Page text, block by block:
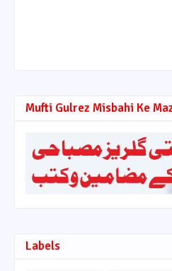
Mufti Gulrez Misbahi Ke
Labels